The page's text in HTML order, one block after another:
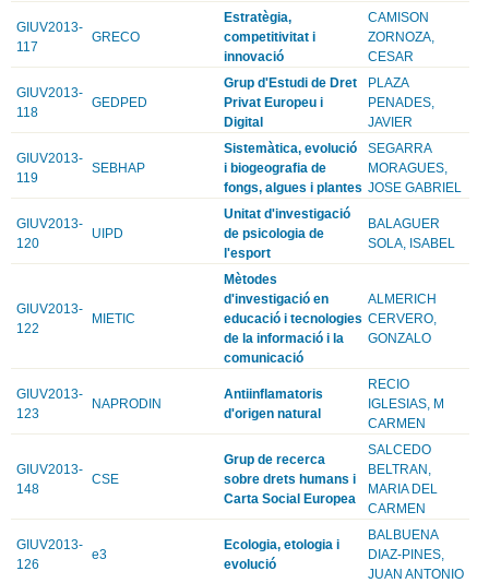
GIUV2013-
117
GRECO
Estratègia,
competitivitat i
innovació
CAMISON
ZORNOZA,
CESAR
GIUV2013-
118
GEDPED
Grup d'Estudi de Dret
Privat Europeu i
Digital
PLAZA
PENADES,
JAVIER
GIUV2013-
119
SEBHAP
Sistemàtica, evolució
i biogeografia de
fongs, algues i plantes
SEGARRA
MORAGUES,
JOSE GABRIEL
GIUV2013-
120
UIPD
Unitat d'investigació
de psicologia de
l'esport
BALAGUER
SOLA, ISABEL
GIUV2013-
122
MIETIC
Mètodes
d'investigació en
educació i tecnologies
de la informació i la
comunicació
ALMERICH
CERVERO,
GONZALO
GIUV2013-
123
NAPRODIN
Antiinflamatoris
d'origen natural
RECIO
IGLESIAS, M
CARMEN
GIUV2013-
148
CSE
Grup de recerca
sobre drets humans i
Carta Social Europea
SALCEDO
BELTRAN,
MARIA DEL
CARMEN
GIUV2013-
126
e3
Ecologia, etologia i
evolució
BALBUENA
DIAZ-PINES,
JUAN ANTONIO